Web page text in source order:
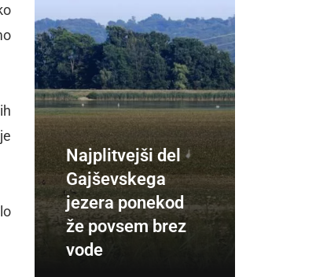
Najplitvejši del
Gajševskega
jezera ponekod
že povsem brez
vode